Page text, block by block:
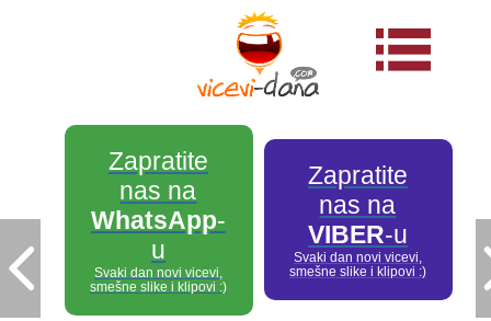
Zapratite
nas na
WhatsApp-
u
Svaki dan novi vicevi,
smešne slike i klipovi :)
Zapratite
nas na
VIBER-u
Svaki dan novi vicevi,
smešne slike i klipovi :)